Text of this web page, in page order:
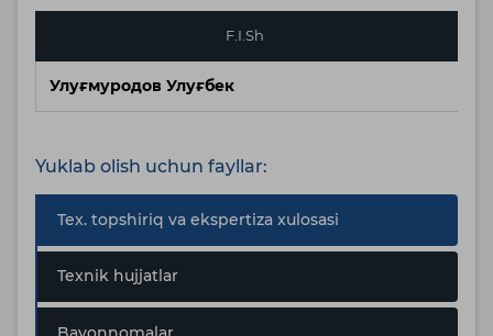
F.I.Sh
Улуғмуродов Улуғбек
Yuklab olish uchun fayllar:
Tex. topshiriq va ekspertiza xulosasi
Texnik hujjatlar